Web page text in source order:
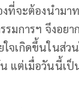
ที่จะต้องนำม
มการฯ จึงอยา
จเกิดขึ้นในส่ว
ต่เมื่อวันนี้เป็